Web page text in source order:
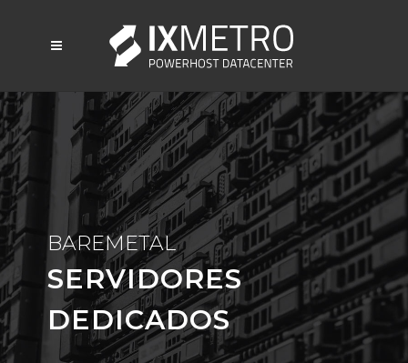
BAREMETAL
SERVIDORES
DEDICADOS